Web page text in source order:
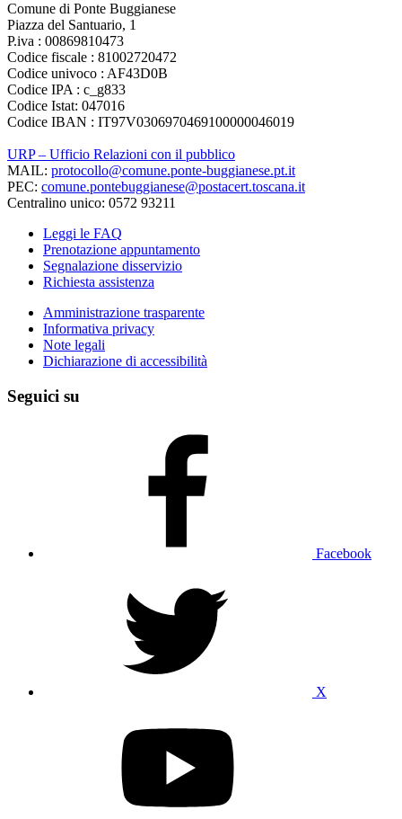
Comune di Ponte Buggianese
Piazza del Santuario, 1
P.iva : 00869810473
Codice fiscale : 81002720472
Codice univoco : AF43D0B
Codice IPA : c_g833
Codice Istat: 047016
Codice IBAN : IT97V0306970469100000046019
URP – Ufficio Relazioni con il pubblico
MAIL: protocollo@comune.ponte-buggianese.pt.it
PEC: comune.pontebuggianese@postacert.toscana.it
Centralino unico: 0572 93211
Leggi le FAQ
Prenotazione appuntamento
Segnalazione disservizio
Richiesta assistenza
Amministrazione trasparente
Informativa privacy
Note legali
Dichiarazione di accessibilità
Seguici su
Facebook
X